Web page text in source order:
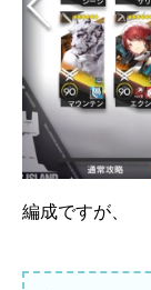
編成ですが、